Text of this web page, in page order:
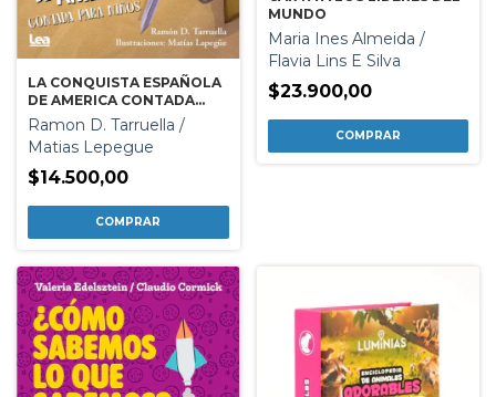
LA CONQUISTA ESPAÑOLA
DE AMERICA CONTADA
PARA NIÑOS
Ramon D. Tarruella /
Matias Lepegue
$14.500,00
MUNDO
Maria Ines Almeida /
Flavia Lins E Silva
$23.900,00